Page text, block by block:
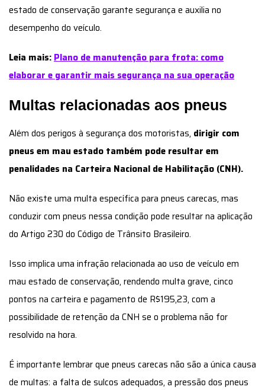
estado de conservação garante segurança e auxilia no
desempenho do veículo.
Leia mais: Plano de manutenção para frota: como
elaborar e garantir mais segurança na sua operação
Multas relacionadas aos pneus
Além dos perigos à segurança dos motoristas, dirigir com
pneus em mau estado também pode resultar em
penalidades na Carteira Nacional de Habilitação (CNH).
Não existe uma multa específica para pneus carecas, mas
conduzir com pneus nessa condição pode resultar na aplicação
do Artigo 230 do Código de Trânsito Brasileiro.
Isso implica uma infração relacionada ao uso de veículo em
mau estado de conservação, rendendo multa grave, cinco
pontos na carteira e pagamento de R$195,23, com a
possibilidade de retenção da CNH se o problema não for
resolvido na hora.
É importante lembrar que pneus carecas não são a única causa
de multas: a falta de sulcos adequados, a pressão dos pneus